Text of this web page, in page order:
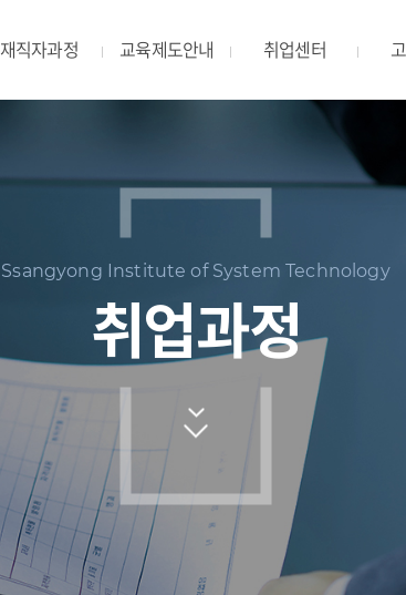
재직자과정 교육제도안내 취업센터
Ssangyong Institute of System Technology
취업과정